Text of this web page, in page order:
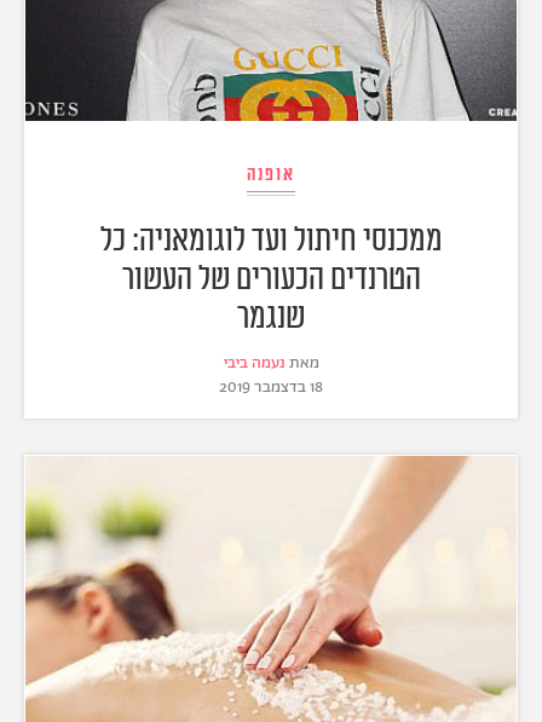
אופנה
ממכנסי חיתול ועד לוגומאניה: כל
הטרנדים הכעורים של העשור
שנגמר
מאת נעמה ביבי
18 בדצמבר 2019